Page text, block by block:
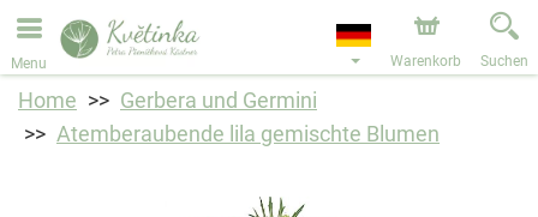
Bestellungen über unseren Onlineshop nehmen wir gerne
entgegen. Der frühestmögliche Liefertermin ist ab dem
11.08.2026 aufgrund von Betriebsurlaub.
Menu Warenkorb Suchen
Home
Gerbera und Germini
Atemberaubende lila gemischte Blumen